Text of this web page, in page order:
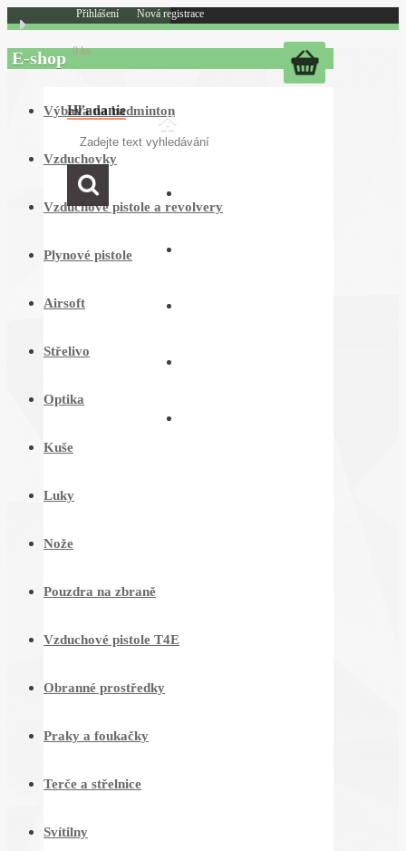
Hľadanie
Přihlášení Nová registrace
0 ks
E-shop
Výbava na badminton
Vzduchovky
Vzduchové pistole a revolvery
Plynové pistole
Airsoft
Střelivo
Optika
Kuše
Luky
Nože
Pouzdra na zbraně
Vzduchové pistole T4E
Obranné prostředky
Praky a foukačky
Terče a střelnice
Svítilny